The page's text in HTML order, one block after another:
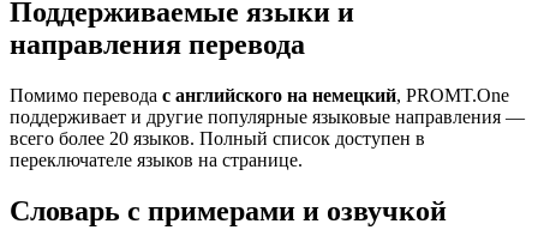
Поддерживаемые языки и
направления перевода
Помимо перевода с английского на немецкий, PROMT.One
поддерживает и другие популярные языковые направления —
всего более 20 языков. Полный список доступен в
переключателе языков на странице.
Словарь с примерами и озвучкой